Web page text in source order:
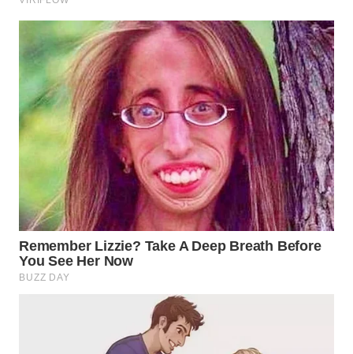
PADANG
LAWAS
WN
SUMEDANG
CIANJUR
WN
KEPULAUAN
SERIBU
WN
TANGERANG